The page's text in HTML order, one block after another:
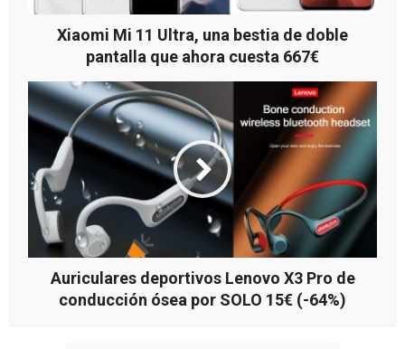
Xiaomi Mi 11 Ultra, una bestia de doble
pantalla que ahora cuesta 667€
Auriculares deportivos Lenovo X3 Pro de
conducción ósea por SOLO 15€ (-64%)